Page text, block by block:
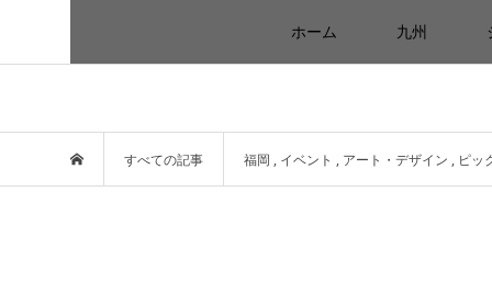
ホーム 九州
すべての記事 福岡 , イベント , アート・デザイン , ピッ